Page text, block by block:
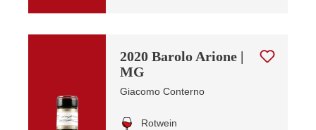
2020 Barolo Arione |
MG
Giacomo Conterno
Rotwein